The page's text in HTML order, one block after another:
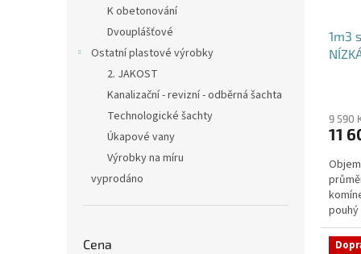
K obetonování
Dvouplášťové
Ostatní plastové výrobky
2. JAKOST
Kanalizační - revizní - odběrná šachta
Technologické šachty
Úkapové vany
Výrobky na míru
vyprodáno
Cena
1m3
9 590
11
pouhý